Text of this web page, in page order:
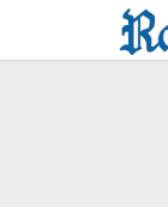
konten